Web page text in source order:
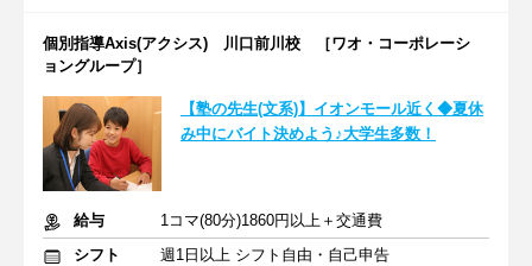
個別指導Axis(アクシス) 川口前川校 ［ワオ・コーポレーシ
ョングループ］
【塾の先生(文系)】イオンモール近く◆夏休
み中にバイト決めよう♪大学生多数！
給与
1コマ(80分)1860円以上＋交通費
シフト
週1日以上 シフト自由・自己申告